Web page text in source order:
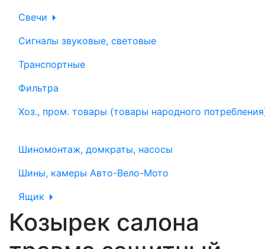
Свечи
Сигналы звуковые, световые
Транспортные
Фильтра
Хоз., пром. товары (товары народного
Шиномонтаж, домкраты, насосы
Шины, камеры Авто-Вело-Мото
Ящик
Козырек салона